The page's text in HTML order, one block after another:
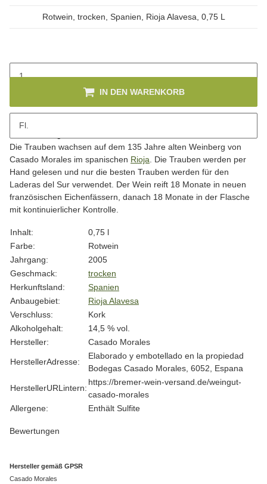
Rotwein, trocken, Spanien, Rioja Alavesa, 0,75 L
Fl.
IN DEN WARENKORB
Die Trauben wachsen auf dem 135 Jahre alten Weinberg von
Casado Morales im spanischen Rioja . Die Trauben werden per
Hand gelesen und nur die besten Trauben werden für den
Laderas del Sur verwendet. Der Wein reift 18 Monate in neuen
französischen Eichenfässern, danach 18 Monate in der Flasche
mit kontinuierlicher Kontrolle.
Produkteigenschaft
Wert
Inhalt:
0,75 l
Farbe:
Rotwein
Jahrgang:
2005
Geschmack:
trocken
Herkunftsland:
Spanien
Anbaugebiet:
Rioja Alavesa
Verschluss:
Kork
Alkoholgehalt:
14,5 % vol.
Hersteller:
Casado Morales
HerstellerAdresse:
Elaborado y embotellado en la propiedad
Bodegas Casado Morales, 6052, Espana
HerstellerURLintern:
https://bremer-wein-versand.de/weingut-
casado-morales
Allergene:
Enthält Sulfite
Bewertungen
Hersteller gemäß GPSR
Casado Morales